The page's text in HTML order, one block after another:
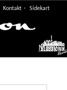
Kontakt Sidekart
Meny